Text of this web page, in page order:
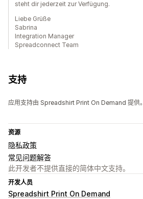
steht dir jederzeit zur Verfügung.
Liebe Grüße
Sabrina
Integration Manager
Spreadconnect Team
支持
应用支持由 Spreadshirt Print On Demand 提供。
资源
隐私政策
常见问题解答
此开发者不提供直接的简体中文支持。
开发人员
Spreadshirt Print On Demand